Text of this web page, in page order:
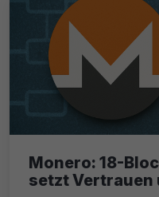
Monero: 18-
setzt Vertrauen